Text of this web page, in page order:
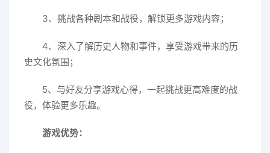
3、挑战各种剧本和战役，解锁更多游戏内容；
4、深入了解历史人物和事件，享受游戏带来的历
史文化氛围；
5、与好友分享游戏心得，一起挑战更高难度的战
役，体验更多乐趣。
游戏优势：